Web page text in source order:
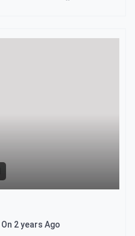
On 2 years Ago